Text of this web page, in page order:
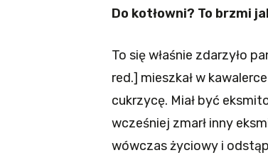
Do kotłowni? To brzmi
To się właśnie zdarzyło
red.] mieszkał w
cukrzycę. Miał być
wcześniej zmarł inny
wówczas życiowy i